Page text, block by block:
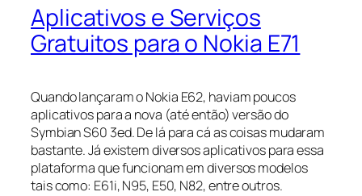
Aplicativos e Serviços
Gratuitos para o Nokia E71
Quando lançaram o Nokia E62, haviam poucos
aplicativos para a nova (até então) versão do
Symbian S60 3ed. De lá para cá as coisas mudaram
bastante. Já existem diversos aplicativos para essa
plataforma que funcionam em diversos modelos
tais como: E61i, N95, E50, N82, entre outros.